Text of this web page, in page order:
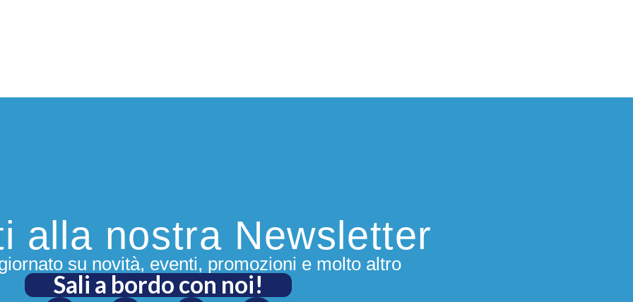
alla nostra Newsletter
su novità, eventi, promozioni e molto altro
Sali a bordo con noi!